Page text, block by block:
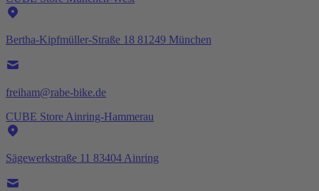
Bertha-Kipfmüller-Straße 18 81249 München
freiham@rabe-bike.de
CUBE Store Ainring-Hammerau
Sägewerkstraße 11 83404 Ainring